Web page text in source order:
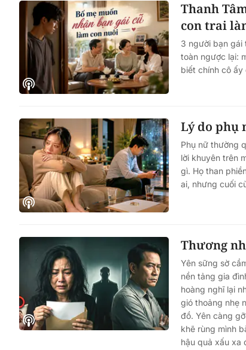
Thanh
con trai
3 người bạn gái
toàn ngược lại:
biết chính cô
Lý do phụ
Phụ nữ thường
lời khuyên trên
gì. Họ than
ai, nhưng cuối
Thương
Yên sững sờ
nền tảng gia
hoàng nghĩ lại
gió thoảng nhẹ
đồ. Yên càng
khẽ rùng mình
hậu quả xấu xa